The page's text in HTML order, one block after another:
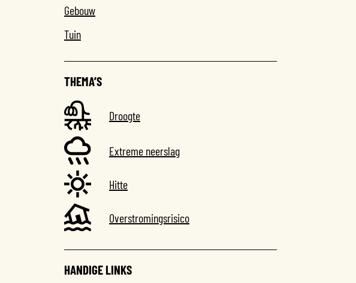
Gebouw
Tuin
THEMA’S
Droogte
Extreme neerslag
Hitte
Overstromingsrisico
HANDIGE LINKS